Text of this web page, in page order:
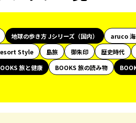
地球の歩き方 Jシリーズ（国内） aruco
Style 島旅 御朱印 歴史時代
旅と健康 BOOKS 旅の読み物